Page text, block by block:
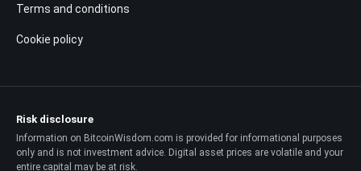
Terms and conditions
Cookie policy
Risk disclosure
Information on BitcoinWisdom.com is provided for informational purposes
only and is not investment advice. Digital asset prices are volatile and your
entire capital may be at risk.